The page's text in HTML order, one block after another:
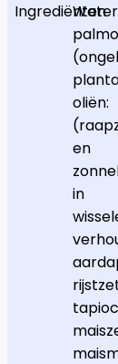
Ingrediënten
oliën:
en
in